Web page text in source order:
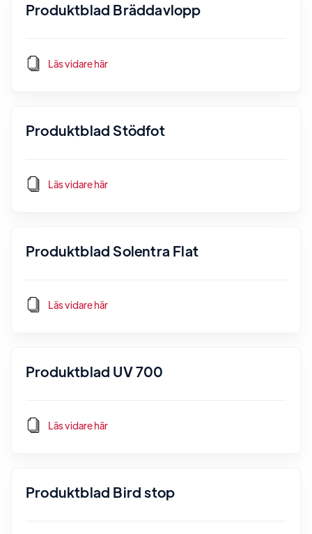
Produktblad Bräddavlopp
Läs vidare här
Produktblad Stödfot
Läs vidare här
Produktblad Solentra Flat
Läs vidare här
Produktblad UV 700
Läs vidare här
Produktblad Bird stop